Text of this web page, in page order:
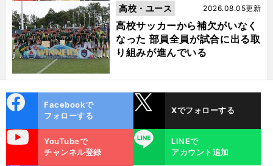
高校サッカーから補欠がいなく
なった 部員全員が試合に出る取
り組みが進んでいる
2026.08.05更新
高校・ユース
ok
Facebookで
フォローする
Xでフォローする
YouTubeで
チャンネル登録
LINE
LINEで
アカウント追加